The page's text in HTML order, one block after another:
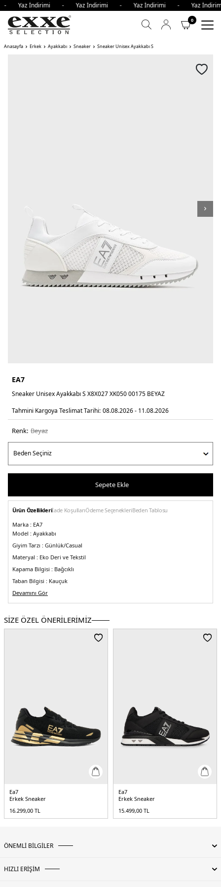
- Yaz İndirimi - Yaz İndirimi - Yaz İndirimi - Yaz
0
Anasayfa Erkek Ayakkabı Sneaker Sneaker Unisex Ayakkabı S
EA7
Sneaker Unisex Ayakkabı S X8X027 XK050 00175 BEYAZ
Tahmini Kargoya Teslimat Tarihi: 08.08.2026 - 11.08.2026
Renk: beyaz
Sepete Ekle
Ürün Özellikleriİade KoşullarıÖdeme SeçenekleriBeden Tablosu
Marka : EA7
Model : Ayakkabı
Giyim Tarzı : Günlük/Casual
Materyal : Eko Deri ve Tekstil
Kapama Bilgisi : Bağcıklı
Taban Bilgisi : Kauçuk
Üretim Yeri :Endonezya
5DE0X8X027XK05000175.25
Devamını Gör
SİZE ÖZEL ÖNERİLERİMİZ
Ea7
Erkek Sneaker
16.299,00 TL
Ea7
Erkek Sneaker
15.499,00 TL
ÖNEMLİ BİLGİLER
HIZLI ERİŞİM